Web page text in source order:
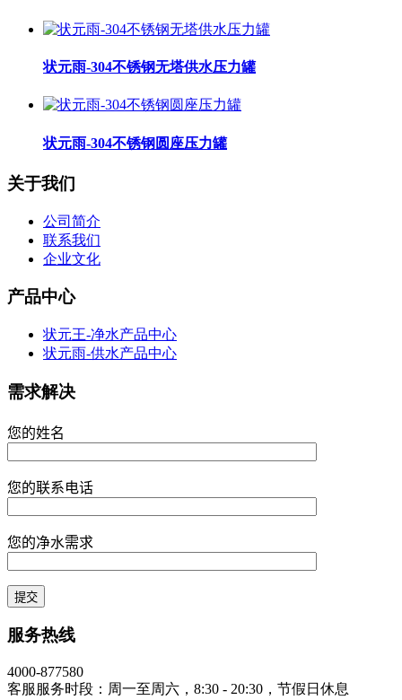
状元雨-304不锈钢无塔供水压力罐
状元雨-304不锈钢圆座压力罐
关于我们
公司简介
联系我们
企业文化
产品中心
状元王-净水产品中心
状元雨-供水产品中心
需求解决
您的姓名
您的联系电话
您的净水需求
服务热线
4000-877580
客服服务时段：周一至周六，8:30 - 20:30，节假日休息